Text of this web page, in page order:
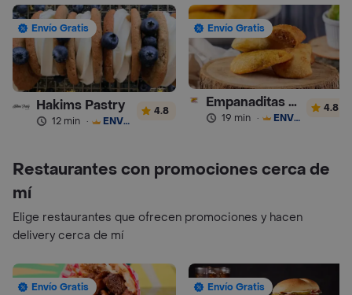
Envío Gratis
Hakims Pastry
12 min · ENVÍO GRATIS
4.8
Envío Gratis
Empanaditas de Pipian - Empanadas
19 min · ENVÍO GRATIS
4.8
Restaurantes con promociones cerca de
mí
Elige restaurantes que ofrecen promociones y hacen
delivery cerca de mí
Envío Gratis Envío Gratis